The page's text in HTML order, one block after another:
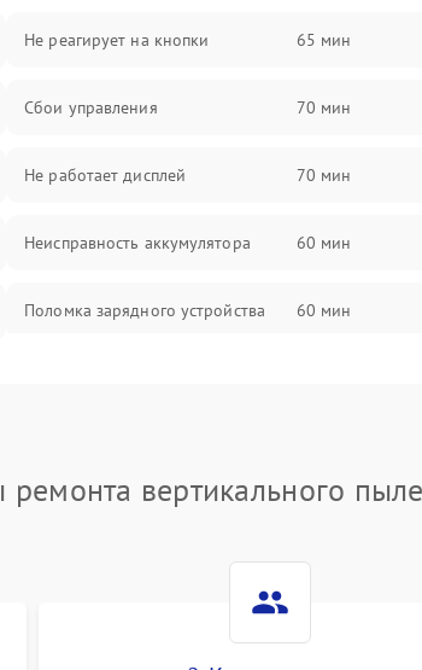
Не реагирует на кнопки 65 мин
Сбои управления 70 мин
Не работает дисплей 70 мин
Неисправность аккумулятора 60 мин
Поломка зарядного устройства 60 мин
Неисправность системы защиты от
ремонта вертикального